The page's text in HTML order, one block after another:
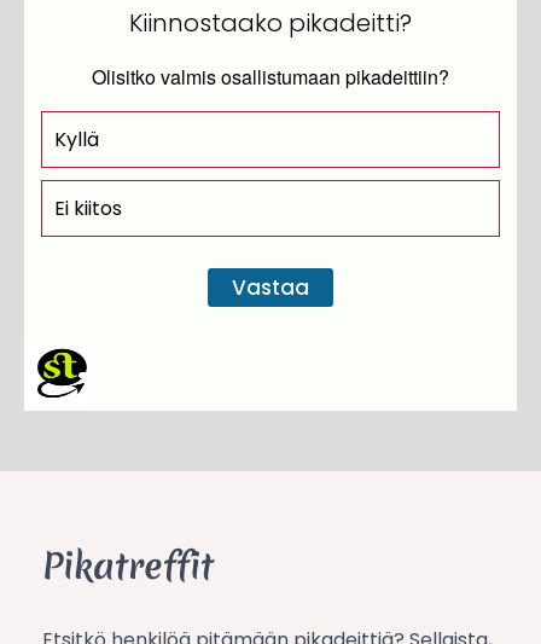
Kiinnostaako pikadeitti?
Olisitko valmis osallistumaan pikadeittiin?
Kyllä
Ei kiitos
Pikatreffit